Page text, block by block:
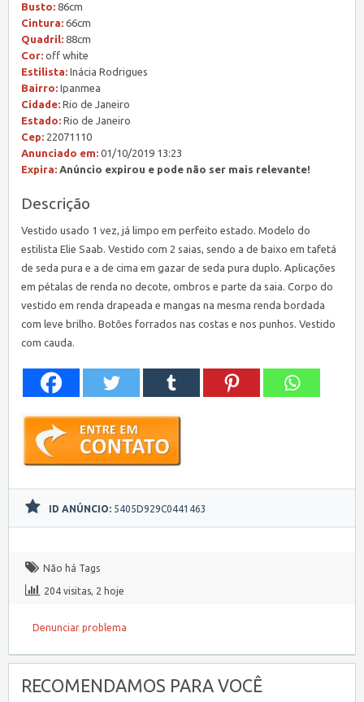
Busto: 86cm
Cintura: 66cm
Quadril: 88cm
Cor: off white
Estilista: Inácia Rodrigues
Bairro: Ipanmea
Cidade: Rio de Janeiro
Estado: Rio de Janeiro
Cep: 22071110
Anunciado em: 01/10/2019 13:23
Expira: Anúncio expirou e pode não ser mais relevante!
Descrição
Vestido usado 1 vez, já limpo em perfeito estado. Modelo do
estilista Elie Saab. Vestido com 2 saias, sendo a de baixo em tafetá
de seda pura e a de cima em gazar de seda pura duplo. Aplicações
em pétalas de renda no decote, ombros e parte da saia. Corpo do
vestido em renda drapeada e mangas na mesma renda bordada
com leve brilho. Botões forrados nas costas e nos punhos. Vestido
com cauda.
ID ANÚNCIO: 5405D929C0441463
Não há Tags
204 visitas, 2 hoje
Denunciar problema
RECOMENDAMOS PARA VOCÊ